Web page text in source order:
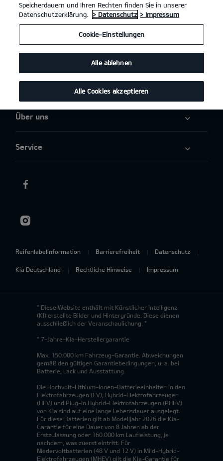
Angebote
Elektromobilität
Über uns
Service
Reifenlabelinformation Barrierefreiheit Datenschutz
Kia Deutschland Rechtliche Hinweise Impressum
* Diese Website enthält mit Künstlicher Intelligenz
(KI) erstellte Bilder und Hintergründe. Diese dienen
ausschließlich der Veranschaulichung. *
* 7-Jahre-Kia-Herstellergarantie
Max. 150.000 km Fahrzeug-Garantie. Abweichungen
gemäß den gültigen Garantiebedingungen, u. a. bei
Batterie, Lack und Ausstattung.
Die Hochvolt-Lithium-Ionen-Batterieeinheiten in den
Elektrofahrzeugen (EV), Hybrid-Elektrofahrzeugen
(HEV) und Plug-in Hybrid-Elektrofahrzeugen (PHEV)
von Kia sind auf eine lange Lebensdauer ausgelegt.
Für diese Batterien gilt ab Modelljahr 2026 die Kia-
Garantie für eine Dauer von 8 Jahren ab der
Erstzulassung oder 160.000 km Laufleistung, je
nachdem, was zuerst eintritt. Für
Niedervoltbatterien (48 V und 12 V) in Mild-Hybrid-
Elektrofahrzeugen (MHEV) gilt die Kia-Garantie für
Speicherdauern und Ihren Rechten finden Sie in unserer
Datenschutzerklärung.
> Datenschutz > Impressum
Cookie-Einstellungen
Alle ablehnen
Alle Cookies akzeptieren